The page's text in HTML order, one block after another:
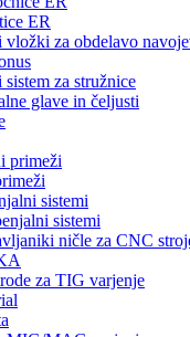
ER
za obdelavo
za stružnice
glave in čeljusti
primeži
sistemi
sistemi
ničle za CNC
za TIG varjenje